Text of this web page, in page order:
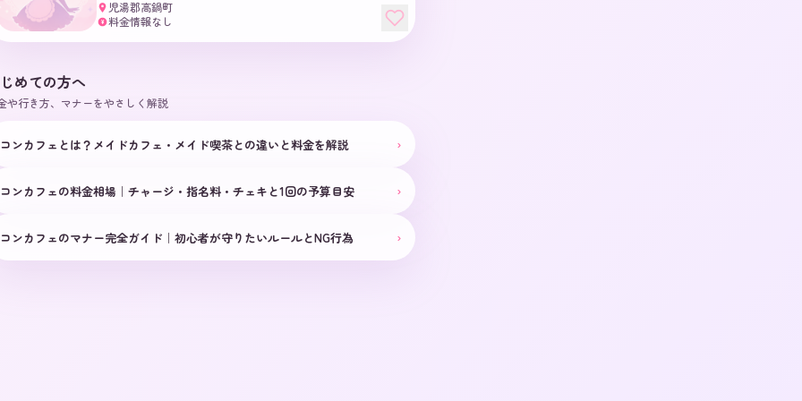
児湯郡高鍋町
¥ 料金情報なし
めての方へ
や行き方、マナーをやさしく解説
コンカフェとは？メイドカフェ・メイド喫茶との違いと料金を解説 ›
コンカフェの料金相場｜チャージ・指名料・チェキと1回の予算目安 ›
コンカフェのマナー完全ガイド｜初心者が守りたいルールとNG行為 ›